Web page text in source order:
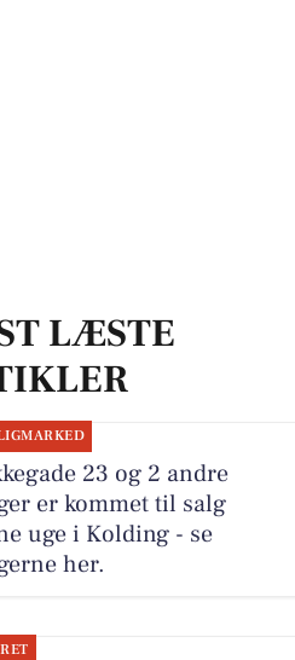
LÆSTE
23 og 2 andre
er kommet til salg
uge i Kolding - se
her.